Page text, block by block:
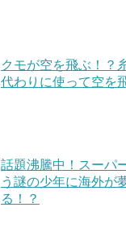
クモが空を飛ぶ！？
代わりに使って空を
話題沸騰中！スーパ
う謎の少年に海外が
る！？